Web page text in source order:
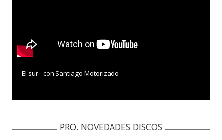
El sur - con Santiago Motorizado
PRO. NOVEDADES DISCOS